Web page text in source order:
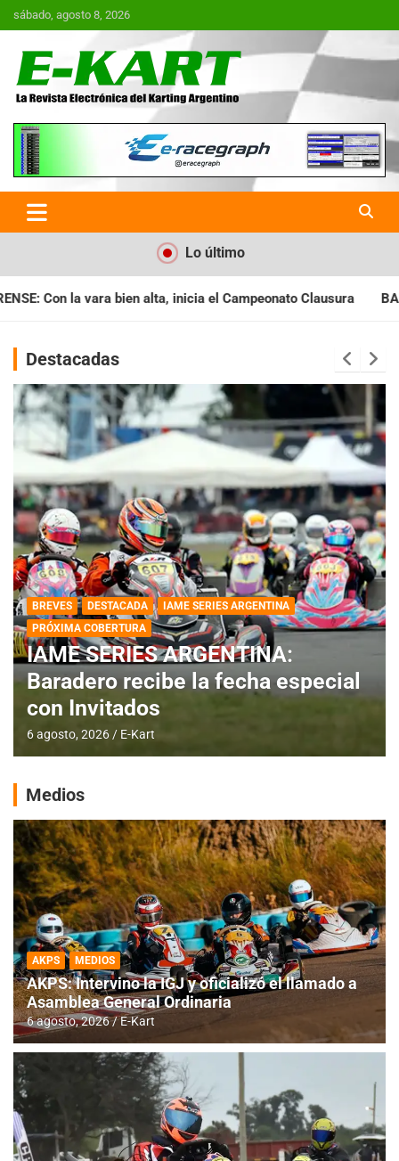
Saltar
al
sábado, agosto 8, 2026
E-Kart.com.ar | La Revista
Electrónica del Karting en
Argentina
Lo último
el Campeonato Clausura BARILOCHENSE: Preparan una
Destacadas
BREVES DESTACADA
IAME SERIES ARGENTINA
PRÓXIMA COBERTURA
IAME SERIES ARGENTINA:
Baradero recibe la fecha especial
con Invitados
6 agosto, 2026 E-Kart
Medios
AKPS MEDIOS
AKPS: Intervino la IGJ y oficializó el llamado a
Asamblea General Ordinaria
6 agosto, 2026 E-Kart